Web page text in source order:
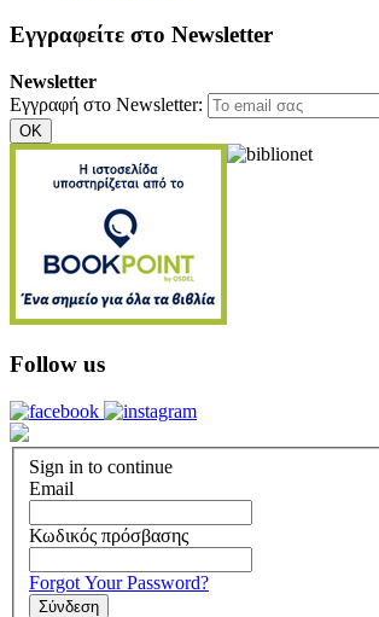
Εγγραφείτε στο Newsletter
Newsletter
Εγγραφή στο Newsletter:
OK
Follow us
Sign in to continue
Email
Κωδικός πρόσβασης
Forgot Your Password?
Σύνδεση